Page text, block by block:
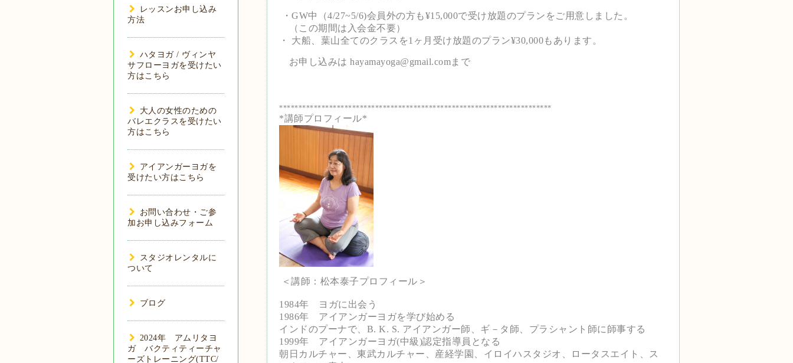
・GW中（4/27~5/6)会員外の方も¥15,000で受け放題のプランをご用意しました。
（この期間は入会金不要）
・ 大船、葉山全てのクラスを1ヶ月受け放題のプラン¥30,000もあります。
お申し込みは hayamayoga@gmail.comまで
***********************************************************************
*講師プロフィール*
＜講師：松本泰子プロフィール＞
1984年 ヨガに出会う
1986年 アイアンガーヨガを学び始める
インドのプーナで、 B. K. S. アイアンガー師、ギ－タ師、プラシャント師に師事する
1999年 アイアンガーヨガ(中級)認定指導員となる
朝日カルチャー、東武カルチャー、産経学園、イロイハスタジオ、ロータスエイト、ス
レッスンお申し込み
方法
ハタヨガ / ヴィンヤ
サフローヨガを受けたい
方はこちら
大人の女性のための
バレエクラスを受けたい
方はこちら
アイアンガーヨガを
受けたい方はこちら
お問い合わせ・ご参
加お申し込みフォーム
スタジオレンタルに
ついて
ブログ
2024年 アムリタヨ
ガ バクティティーチャ
ーズトレーニング(TTC/